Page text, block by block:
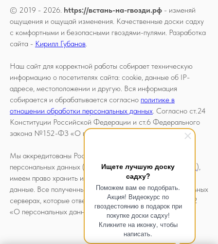
Ищете лучшую доску
садху?
Поможем вам ее подобрать.
Акция! Видеокурс по
гвоздестоянию в подарок при
покупке доски садху!
Кликните на иконку, чтобы
написать.
© 2019 - 2026. https://встань-на-гвозди.рф - изменяй
ощущения и ощущай изменения. Качественные доски садху
с комфортными и безопасными гвоздями-пулями. Разработка
сайта - Кирилл Губанов.
Наш сайт для корректной работы собирает техническую
информацию о посетителях сайта: cookie, данные об IP-
адресе, местоположении и другую. Вся информация
собирается и обрабатывается согласно политике в
отношении обработки персональных данных. Согласно ст.24
Конституции Российской Федерации и ст.6 Федерального
закона №152-ФЗ «О персональных данных».
Мы аккредитованы Роскомнадзором как оператор
персональных данных (
номер регистрации 77-25-386212),
имеем право хранить и обрабатывать ваши персональные
данные. Все полученные документы хранятся на специальных
серверах, которые отвечают всем требованиям ФЗ №152
«О персональных данных».